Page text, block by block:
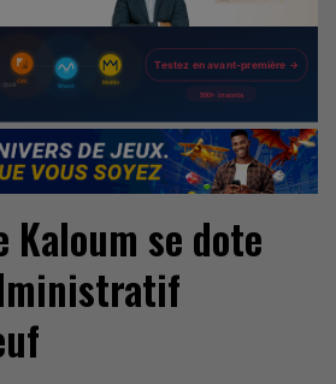
Kaloum se dote